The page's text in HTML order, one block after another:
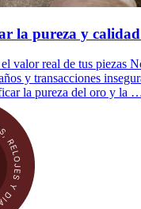
la pureza y
valor real de tus piezas
y transacciones
la pureza del oro y la